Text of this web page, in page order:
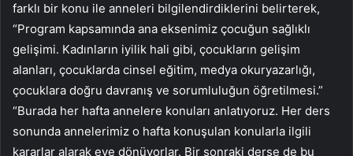
farklı bir konu ile anneleri bilgilendirdiklerini belirterek,
“Program kapsamında ana eksenimiz çocuğun sağlıklı
gelişimi. Kadınların iyilik hali gibi, çocukların gelişim
alanları, çocuklarda cinsel eğitim, medya okuryazarlığı,
çocuklara doğru davranış ve sorumluluğun öğretilmesi.”
“Burada her hafta annelere konuları anlatıyoruz. Her ders
sonunda annelerimiz o hafta konuşulan konularla ilgili
kararlar alarak eve dönüyorlar. Bir sonraki derse de bu